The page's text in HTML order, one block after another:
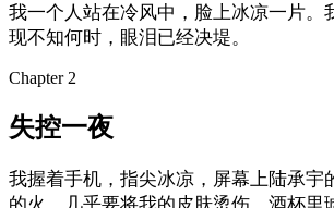
我一个人站在冷风中，脸上冰凉一片。
现不知何时，眼泪已经决堤。
Chapter 2
失控一夜
我握着手机，指尖冰凉，屏幕上陆承宇
的火，几乎要将我的皮肤烫伤。酒杯里